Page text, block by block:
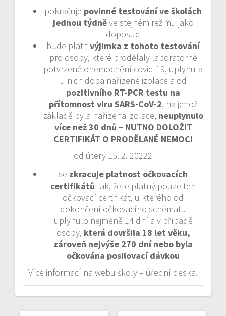
pokračuje povinné testování ve školách
jednou týdněve stejném režimu jako
doposud
bude platitvýjimka z tohoto testování
pro osoby, které prodělaly laboratorně
potvrzené onemocnění covid-19, uplynula
u nich doba nařízené izolace a od
pozitivního RT-PCR testu na
přítomnost viru SARS-CoV-2, na jehož
základě byla nařízena izolace, neuplynulo
více než 30 dnů – NUTNO DOLOŽIT
CERTIFIKÁT O PRODĚLANÉ NEMOCI
od úterý 15. 2. 20222
se zkracuje platnost očkovacích
certifikátů tak, že je platný pouze ten
očkovací certifikát, u kterého od
dokončení očkovacího schématu
uplynulo nejméně 14 dní a v případě
osoby, která dovršila 18 let věku,
zároveň nejvýše 270 dní nebo byla
očkována posilovací dávkou
Více informací na webu školy – úřední deska.